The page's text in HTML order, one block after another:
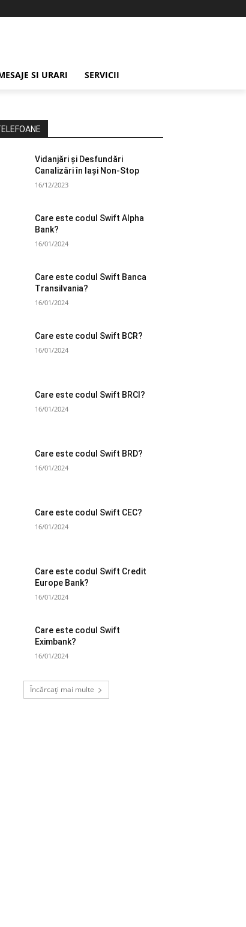
SI URARI SERVICII
Vidanjări și Desfundări
Canalizări în Iași Non-Stop
16/12/2023
Care este codul Swift Alpha
Bank?
16/01/2024
Care este codul Swift Banca
Transilvania?
16/01/2024
Care este codul Swift BCR?
16/01/2024
Care este codul Swift BRCI?
16/01/2024
Care este codul Swift BRD?
16/01/2024
Care este codul Swift CEC?
16/01/2024
Care este codul Swift Credit
Europe Bank?
16/01/2024
Care este codul Swift
Eximbank?
16/01/2024
Încărcați mai multe